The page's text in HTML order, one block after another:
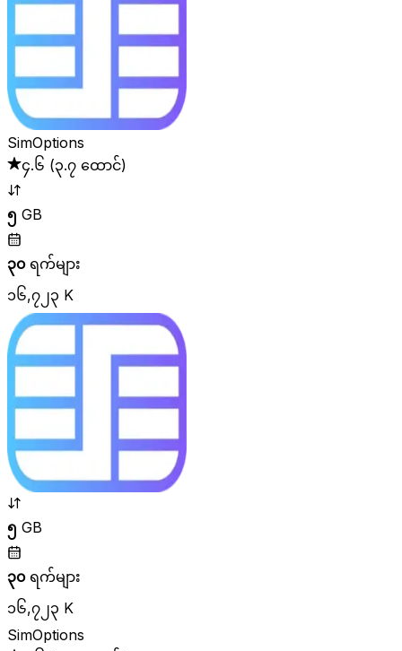
SimOptions
၄.၆ (၃.၇ ထောင်)
၅ GB
၃၀ရက်များ
၁၆,၇၂၃ K
၅ GB
၃၀ရက်များ
၁၆,၇၂၃ K
SimOptions